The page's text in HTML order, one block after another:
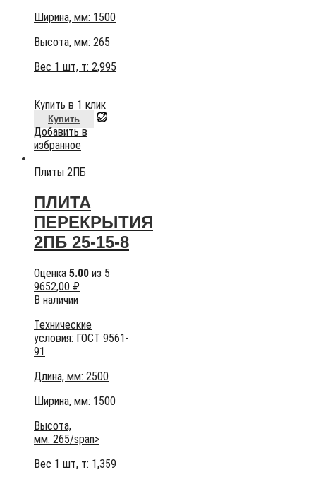
Ширина, мм: 1500
Высота, мм: 265
Вес 1 шт, т: 2,995
Купить в 1 клик
Купить
Добавить в
избранное
Плиты 2ПБ
ПЛИТА
ПЕРЕКРЫТИЯ
2ПБ 25-15-8
Оценка 5.00 из 5
9652,00 ₽
В наличии
Технические
условия: ГОСТ 9561-
91
Длина, мм: 2500
Ширина, мм: 1500
Высота,
мм: 265/span>
Вес 1 шт, т: 1,359